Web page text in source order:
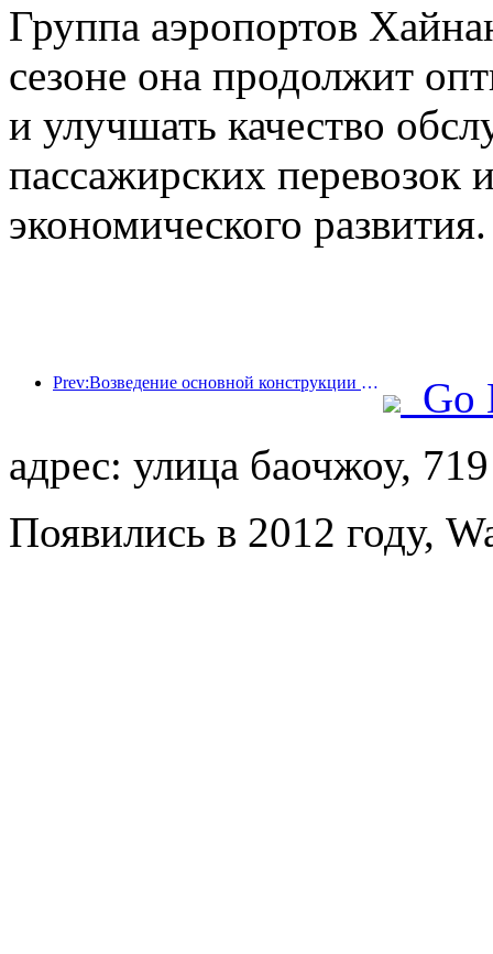
Группа аэропортов
сезоне она продолжит
и улучшать качество
пассажирских перевозок
экономического развития.
Prev:Возведение основной конструкции океанариума Beijing Haichang Ocean Park планируется завершить к концу года; окончание строительства и открытие ожидаются в 2027 году.
Go
адрес: улица баочжоу, 719
Появились в 2012 году,